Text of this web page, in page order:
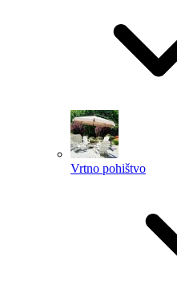
Vrtno pohištvo